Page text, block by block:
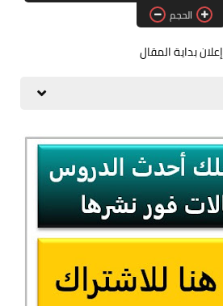
الذكاء الإصطناعي
قناة الصف التقني
الحجم
إعلان بداية المقال